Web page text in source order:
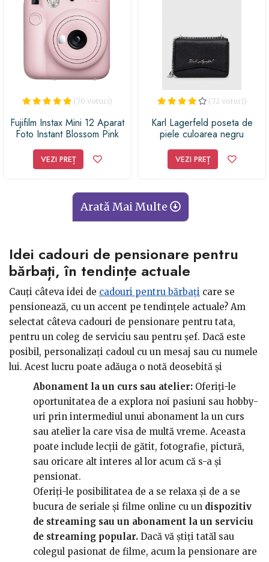
(70 voturi)
Fujifilm Instax Mini 12 Aparat
Foto Instant Blossom Pink
VEZI PREȚ
(72 voturi)
Karl Lagerfeld poseta de
piele culoarea negru
VEZI PREȚ
Arată Mai Multe
Idei cadouri de pensionare pentru
bărbați, în tendințe actuale
Cauți câteva idei de cadouri pentru bărbați care se
pensionează, cu un accent pe tendințele actuale? Am
selectat câteva cadouri de pensionare pentru tata,
pentru un coleg de serviciu sau pentru șef. Dacă este
posibil, personalizați cadoul cu un mesaj sau cu numele
lui. Acest lucru poate adăuga o notă deosebită și
personală. investiți în cadouri de calitate care vor dura
în timp și vor fi apreciate.
Abonament la un curs sau atelier: Oferiți-le
oportunitatea de a explora noi pasiuni sau hobby-
uri prin intermediul unui abonament la un curs
sau atelier la care visa de multă vreme. Aceasta
poate include lecții de gătit, fotografie, pictură,
sau oricare alt interes al lor acum că s-a și
pensionat.
Oferiți-le posibilitatea de a se relaxa și de a se
bucura de seriale și filme online cu un dispozitiv
de streaming sau un abonament la un serviciu
de streaming popular. Dacă vă știți tatăl sau
colegul pasionat de filme, acum la pensionare are